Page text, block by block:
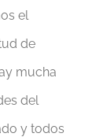
el
de
mucha
del
y todos